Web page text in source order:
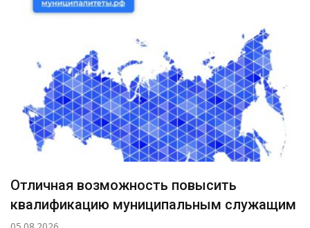
Отличная возможность повысить
квалификацию муниципальным служащим